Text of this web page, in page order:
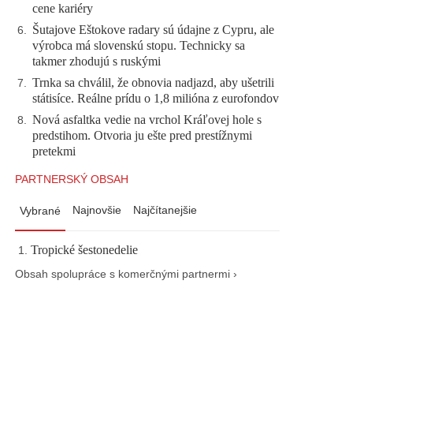
cene kariéry
6. Šutajove Eštokove radary sú údajne z Cypru, ale
výrobca má slovenskú stopu. Technicky sa
takmer zhodujú s ruskými
7. Trnka sa chválil, že obnovia nadjazd, aby ušetrili
státisíce. Reálne prídu o 1,8 milióna z eurofondov
8. Nová asfaltka vedie na vrchol Kráľovej hole s
predstihom. Otvoria ju ešte pred prestížnymi
pretekmi
PARTNERSKÝ OBSAH
Vybrané Najnovšie Najčítanejšie
Tropické šestonedelie
Obsah spolupráce s komerčnými partnermi ›